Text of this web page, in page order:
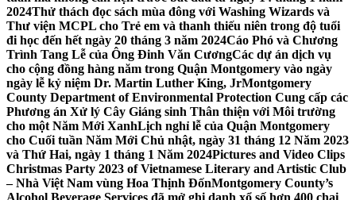
2024Thử thách đọc sách mùa đông với Washing Wizards và
Thư viện MCPL cho Trẻ em và thanh thiếu niên trong độ tuổi
đi học đến hết ngày 20 tháng 3 năm 2024Cáo Phó và Chương
Trình Tang Lễ của Ông Đinh Văn CươngCác dự án dịch vụ
cho cộng đồng hàng năm trong Quận Montgomery vào ngày
ngày lễ kỷ niệm Dr. Martin Luther King, JrMontgomery
County Department of Environmental Protection Cung cấp các
Phương án Xử lý Cây Giáng sinh Thân thiện với Môi trường
cho một Năm Mới XanhLịch nghỉ lễ của Quận Montgomery
cho Cuối tuần Năm Mới Chủ nhật, ngày 31 tháng 12 Năm 2023
và Thứ Hai, ngày 1 tháng 1 Năm 2024Pictures and Video Clips
Christmas Party 2023 of Vietnamese Literary and Artistic Club
– Nhà Việt Nam vùng Hoa Thịnh ĐốnMontgomery County’s
Alcohol Beverage Services đã mở ghi danh xổ số hơn 400 chai